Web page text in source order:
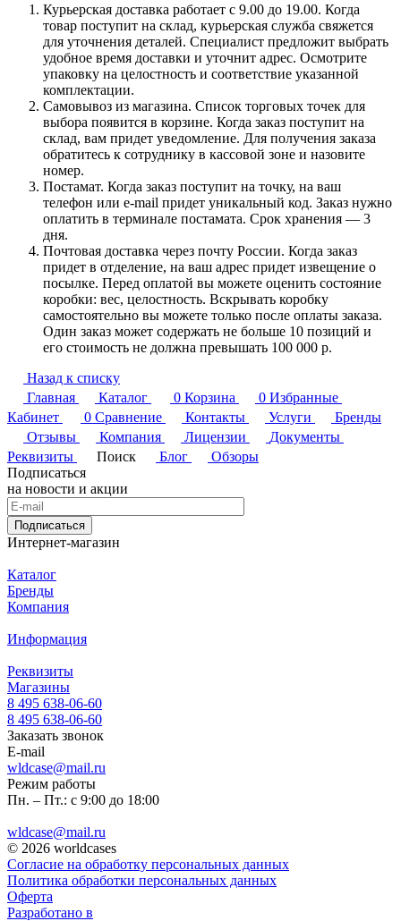
Курьерская доставка работает с 9.00 до 19.00. Когда
товар поступит на склад, курьерская служба свяжется
для уточнения деталей. Специалист предложит выбрать
удобное время доставки и уточнит адрес. Осмотрите
упаковку на целостность и соответствие указанной
комплектации.
Самовывоз из магазина. Список торговых точек для
выбора появится в корзине. Когда заказ поступит на
склад, вам придет уведомление. Для получения заказа
обратитесь к сотруднику в кассовой зоне и назовите
номер.
Постамат. Когда заказ поступит на точку, на ваш
телефон или e-mail придет уникальный код. Заказ нужно
оплатить в терминале постамата. Срок хранения — 3
дня.
Почтовая доставка через почту России. Когда заказ
придет в отделение, на ваш адрес придет извещение о
посылке. Перед оплатой вы можете оценить состояние
коробки: вес, целостность. Вскрывать коробку
самостоятельно вы можете только после оплаты заказа.
Один заказ может содержать не больше 10 позиций и
его стоимость не должна превышать 100 000 р.
Назад к списку
Главная
Каталог 0 Корзина 0 Избранные
Кабинет
0 Сравнение Контакты Услуги
Бренды
Отзывы
Компания Лицензии
Документы
Реквизиты
Поиск Блог
Обзоры
Подписаться
на новости и акции
Подписаться
Интернет-магазин
Каталог
Бренды
Компания
Информация
Реквизиты
Магазины
8 495 638-06-60
8 495 638-06-60
Заказать звонок
E-mail
wldcase@mail.ru
Режим работы
Пн. – Пт.: с 9:00 до 18:00
wldcase@mail.ru
© 2026 worldcases
Согласие на обработку персональных данных
Политика обработки персональных данных
Оферта
Разработано в